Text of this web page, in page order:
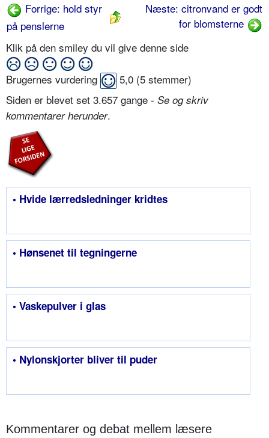
Forrige: hold styr
på penslerne
Næste: citronvand er godt
for blomsterne
Klik på den smiley du vil give denne side
Brugernes vurdering 5,0 (5 stemmer)
Siden er blevet set 3.657 gange - Se og skriv
kommentarer herunder.
• Hvide lærredsledninger kridtes
• Hønsenet til tegningerne
• Vaskepulver i glas
• Nylonskjorter bliver til puder
Kommentarer og debat mellem læsere